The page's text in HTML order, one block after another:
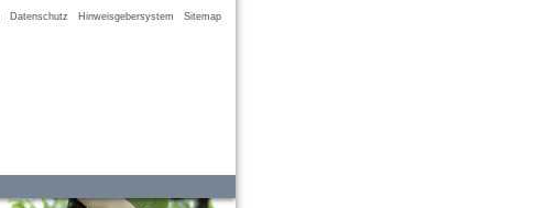
Datenschutz Hinweisgebersystem Sitemap